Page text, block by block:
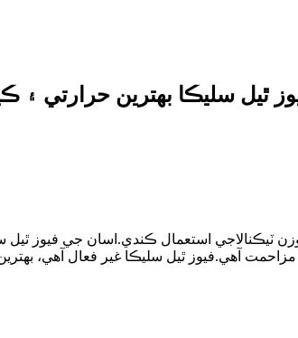
ٿيل سليڪا بهترين حرارتي